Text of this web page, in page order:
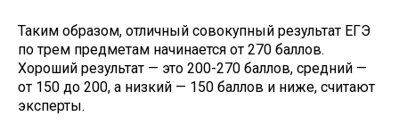
Таким образом, отличный совокупный результат ЕГЭ
по трем предметам начинается от 270 баллов.
Хороший результат — это 200-270 баллов, средний —
от 150 до 200, а низкий — 150 баллов и ниже, считают
эксперты.